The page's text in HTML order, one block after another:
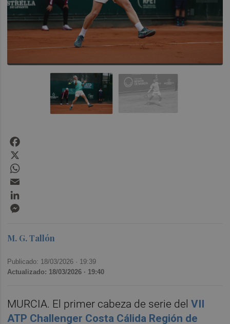
M. G. Tallón
Publicado: 18/03/2026 · 19:39
Actualizado: 18/03/2026 · 19:40
MURCIA. El primer cabeza de serie delVII
ATP Challenger Costa Cálida Región de